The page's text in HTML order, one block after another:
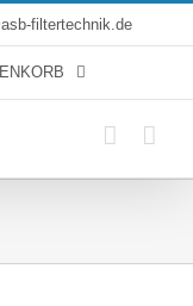
filtertechnik.de